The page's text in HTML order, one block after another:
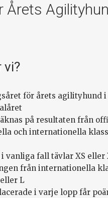
Årets
vi?
för årets agilityhund
på resultaten från
och internationella
vanliga fall tävlar XS eller
från internationella
L
i varje lopp får